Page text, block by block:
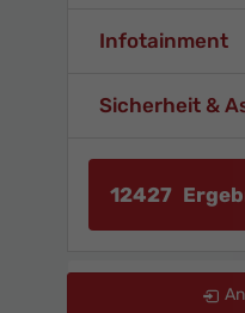
Infotainment
Sicherheit &
12427